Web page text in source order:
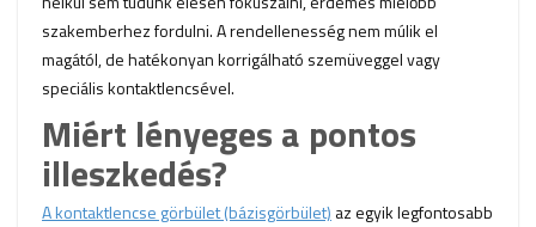
szakemberhez fordulni. A rendellenesség nem múlik el
magától, de hatékonyan korrigálható szemüveggel vagy
speciális kontaktlencsével.
Miért lényeges a pontos
illeszkedés?
A kontaktlencse görbület (bázisgörbület) az egyik legfontosabb